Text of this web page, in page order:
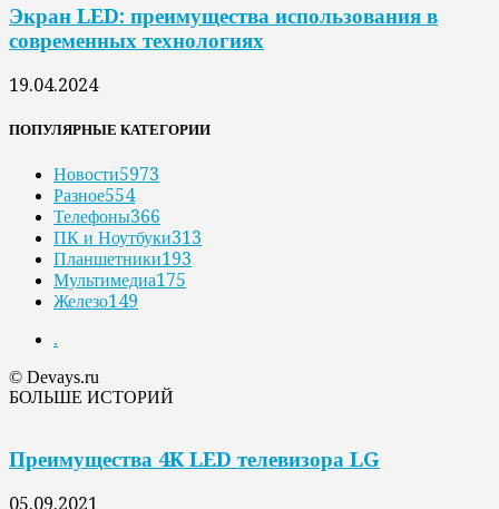
Экран LED: преимущества использования в
современных технологиях
19.04.2024
ПОПУЛЯРНЫЕ КАТЕГОРИИ
Новости5973
Разное554
Телефоны366
ПК и Ноутбуки313
Планшетники193
Мультимедиа175
Железо149
.
© Devays.ru
БОЛЬШЕ ИСТОРИЙ
Преимущества 4K LED телевизора LG
05.09.2021